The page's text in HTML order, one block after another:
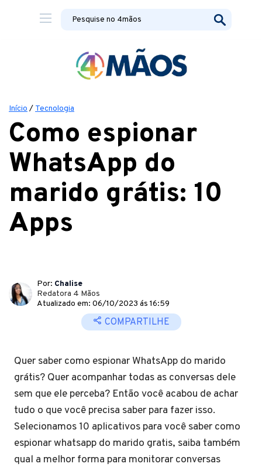
Início / Tecnologia
Como espionar
WhatsApp do
marido grátis: 10
Apps
Por: Chalise
Redatora 4 Mãos
Atualizado em: 06/10/2023 ás 16:59
COMPARTILHE
Quer saber como espionar WhatsApp do marido
grátis? Quer acompanhar todas as conversas dele
sem que ele perceba? Então você acabou de achar
tudo o que você precisa saber para fazer isso.
Selecionamos 10 aplicativos para você saber como
espionar whatsapp do marido gratis, saiba também
qual a melhor forma para monitorar conversas